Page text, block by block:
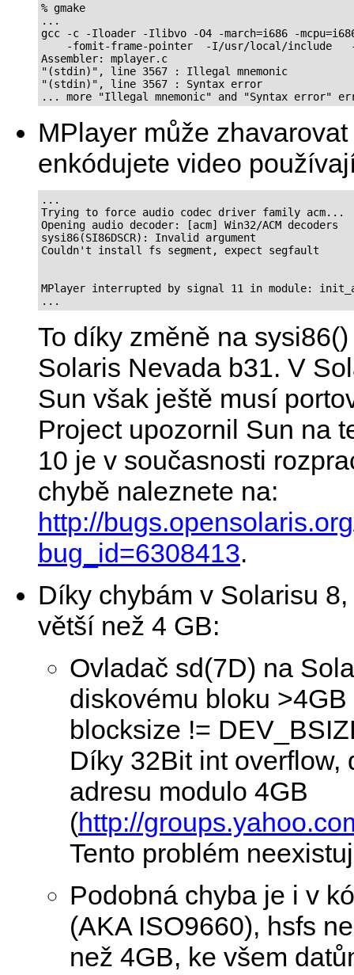
% gmake
...
gcc -c -Iloader -Ilibvo -O4 -march=i686 -
-fomit-frame-pointer  -I/usr/local/include
Assembler: mplayer.c
"(stdin)", line 3567 : Illegal mnemonic
"(stdin)", line 3567 : Syntax error
MPlayer může
enkódujete video
...
Trying to force audio codec driver family acm...
Opening audio decoder: [acm] Win32/ACM decoders
sysi86(SI86DSCR): Invalid argument
Couldn't install fs segment, expect segfault
MPlayer interrupted by signal 11 in module:
...
To díky změně na
Solaris Nevada b31. V
Sun však ještě musí
Project upozornil Sun na
10 je v současnosti
chybě naleznete na:
http://
bug_id=6308413.
Díky chybám v Solarisu
větší než 4 GB:
Ovladač sd(7D) na
diskovému bloku
blocksize !=
Díky 32Bit int
adresu modulo 4GB
(http://
Tento problém
Podobná chyba je i v
(AKA ISO9660), hsfs
než 4GB, ke všem